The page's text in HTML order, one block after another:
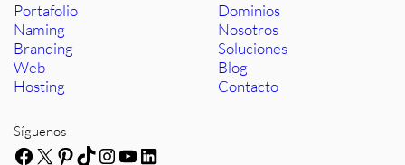
Portafolio
Naming
Branding
Web
Hosting
Dominios
Nosotros
Soluciones
Blog
Contacto
Síguenos
Facebook
X Pinterest
TikTok
Instagram
YouTube
LinkedIn